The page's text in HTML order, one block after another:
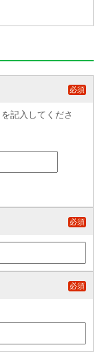
必須
記入してくださ
必須
必須